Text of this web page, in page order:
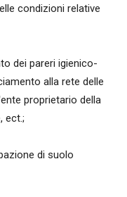
condizioni relative
dei pareri igienico-
alla rete delle
proprietario della
ect.;
di suolo